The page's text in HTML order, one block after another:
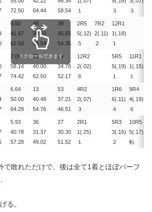
72.50
64.44
58.54
１
３
３
6.50
41.67
62.50
48
39.02
58.54
39
45.65
54.35
2R5
5(.12)
５
7R2
2(.11)
２
12R1
1(.18)
１
7.09
58.14
74.42
71
40.00
62.50
24
34.78
52.17
12R2
2(.02)
６
5R5
5(.19)
１
11R1
1(.15)
１
6.64
50.00
64.29
13
40.48
54.76
53
37.21
46.51
4R2
2(.07)
３
1R6
6(.11)
４
9R4
4(.19)
６
5.93
40.78
57.28
36
31.37
49.02
27
30.30
51.52
2R1
1(.25)
１
5R3
3(.16)
２
10R5
5(.17)
転
スクロールできます
で敗れただけで、後は全て1着とほぼパーフ
る。